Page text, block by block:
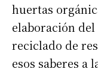
huertas
elaboración
reciclado de
esos saberes a